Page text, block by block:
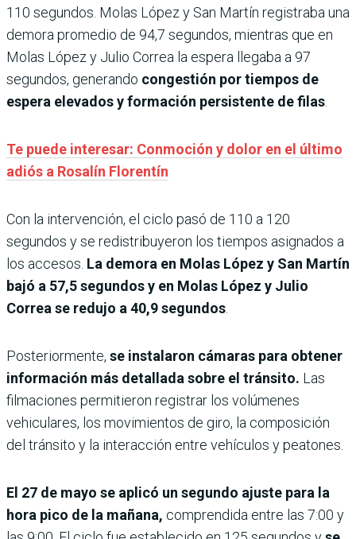
110 segundos. Molas López y San Martín registraba una
demora promedio de 94,7 segundos, mientras que en
Molas López y Julio Correa la espera llegaba a 97
segundos, generando congestión por tiempos de
espera elevados y formación persistente de filas.
Te puede interesar: Conmoción y dolor en el último
adiós a Rosalín Florentín
Con la intervención, el ciclo pasó de 110 a 120
segundos y se redistribuyeron los tiempos asignados a
los accesos. La demora en Molas López y San Martín
bajó a 57,5 segundos y en Molas López y Julio
Correa se redujo a 40,9 segundos.
Posteriormente, se instalaron cámaras para obtener
información más detallada sobre el tránsito. Las
filmaciones permitieron registrar los volúmenes
vehiculares, los movimientos de giro, la composición
del tránsito y la interacción entre vehículos y peatones.
El 27 de mayo se aplicó un segundo ajuste para la
hora pico de la mañana, comprendida entre las 7:00 y